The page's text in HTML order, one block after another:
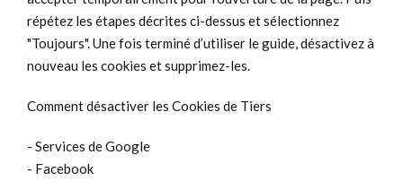
répétez les étapes décrites ci-dessus et sélectionnez
"Toujours". Une fois terminé d’utiliser le guide, désactivez à
nouveau les cookies et supprimez-les.
Comment désactiver les Cookies de Tiers
- Services de Google
- Facebook